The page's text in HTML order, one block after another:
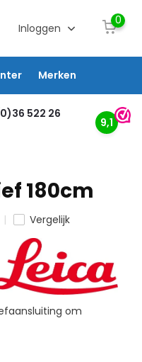
Inloggen
0
Merken
522 26
9,1
180cm
Vergelijk
om